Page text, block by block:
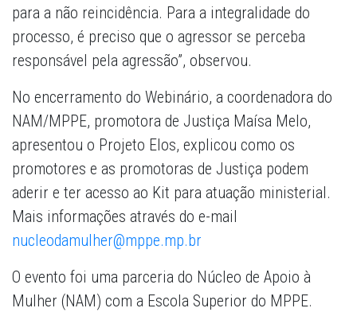
para a não reincidência. Para a integralidade do
processo, é preciso que o agressor se perceba
responsável pela agressão”, observou.
No encerramento do Webinário, a coordenadora do
NAM/MPPE, promotora de Justiça Maísa Melo,
apresentou o Projeto Elos, explicou como os
promotores e as promotoras de Justiça podem
aderir e ter acesso ao Kit para atuação ministerial.
Mais informações através do e-mail
nucleodamulher@mppe.mp.br
O evento foi uma parceria do Núcleo de Apoio à
Mulher (NAM) com a Escola Superior do MPPE.